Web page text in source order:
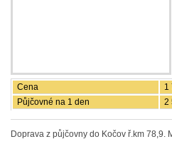
Cena
1
Půjčovné na 1 den
2
Doprava z půjčovny do Kočov ř.km 78,9.